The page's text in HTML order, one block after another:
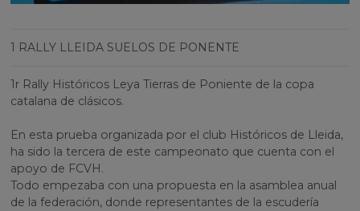
1 RALLY LLEIDA SUELOS DE PONENTE
1r Rally Históricos Leya Tierras de Poniente de la copa
catalana de clásicos.
En esta prueba organizada por el club Históricos de Lleida,
ha sido la tercera de este campeonato que cuenta con el
apoyo de FCVH.
Todo empezaba con una propuesta en la asamblea anual
de la federación, donde representantes de la escudería